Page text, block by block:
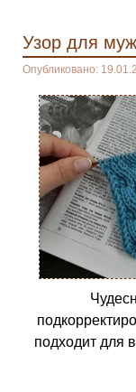
Узор для
Опубликовано:
подходит для